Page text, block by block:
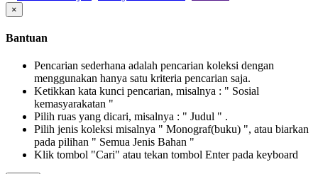
×
Bantuan
Pencarian sederhana adalah pencarian koleksi dengan
menggunakan hanya satu kriteria pencarian saja.
Ketikkan kata kunci pencarian, misalnya : " Sosial
kemasyarakatan "
Pilih ruas yang dicari, misalnya : " Judul " .
Pilih jenis koleksi misalnya " Monograf(buku) ", atau biarkan
pada pilihan " Semua Jenis Bahan "
Klik tombol "Cari" atau tekan tombol Enter pada keyboard